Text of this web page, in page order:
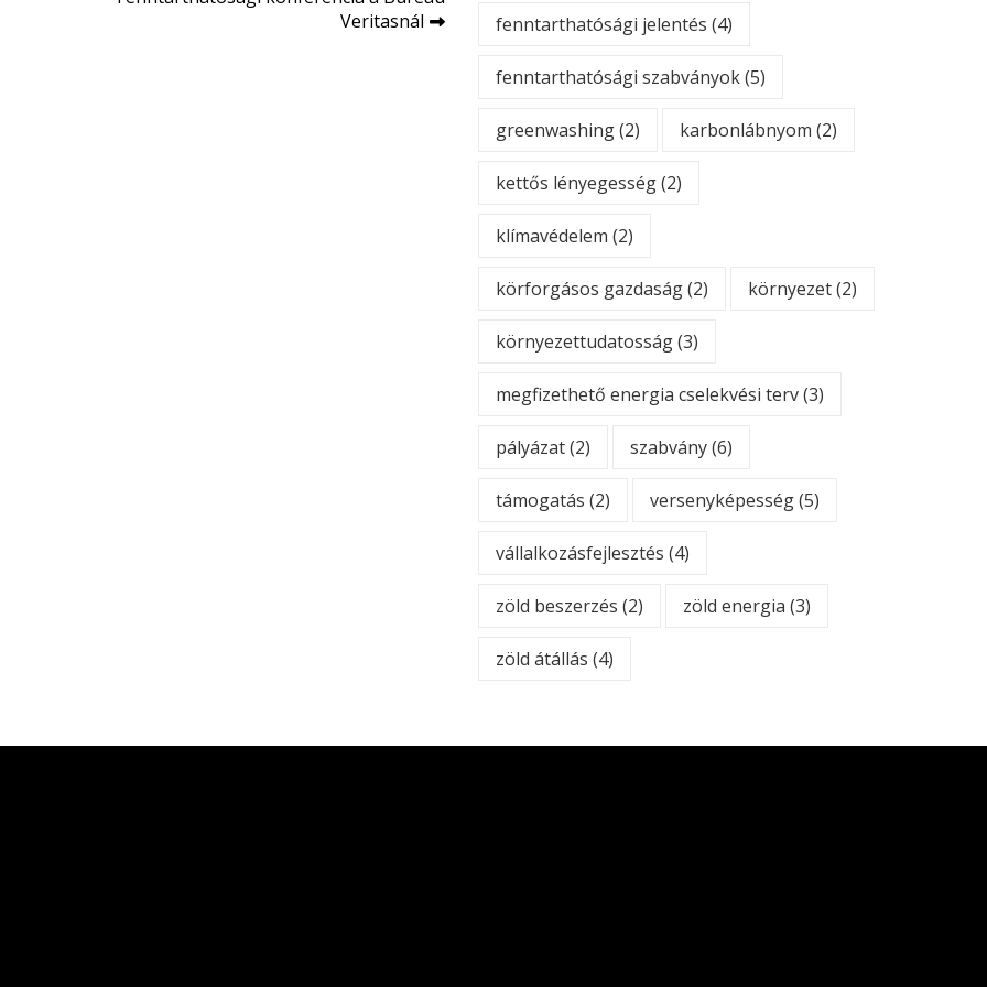
Veritasnál
fenntarthatósági jelentés (4)
fenntarthatósági szabványok(5)
greenwashing(2) karbonlábnyom (2)
kettős lényegesség(2)
klímavédelem (2)
körforgásos gazdaság(2) környezet(2)
környezettudatosság(3)
megfizethető energia cselekvési terv(3)
pályázat(2) szabvány(6)
támogatás (2) versenyképesség(5)
vállalkozásfejlesztés (4)
zöld beszerzés (2) zöld energia (3)
zöld átállás (4)